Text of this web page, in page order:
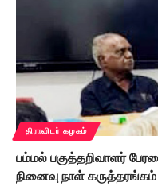
திராவிடர் கழகம்
பம்மல் பகுத்தறிவாளர்
நினைவு நாள் கருத்தரங்கம்